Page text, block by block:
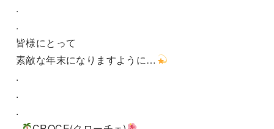
.
.
皆様にとって
素敵な年末になりますように…
.
.
.